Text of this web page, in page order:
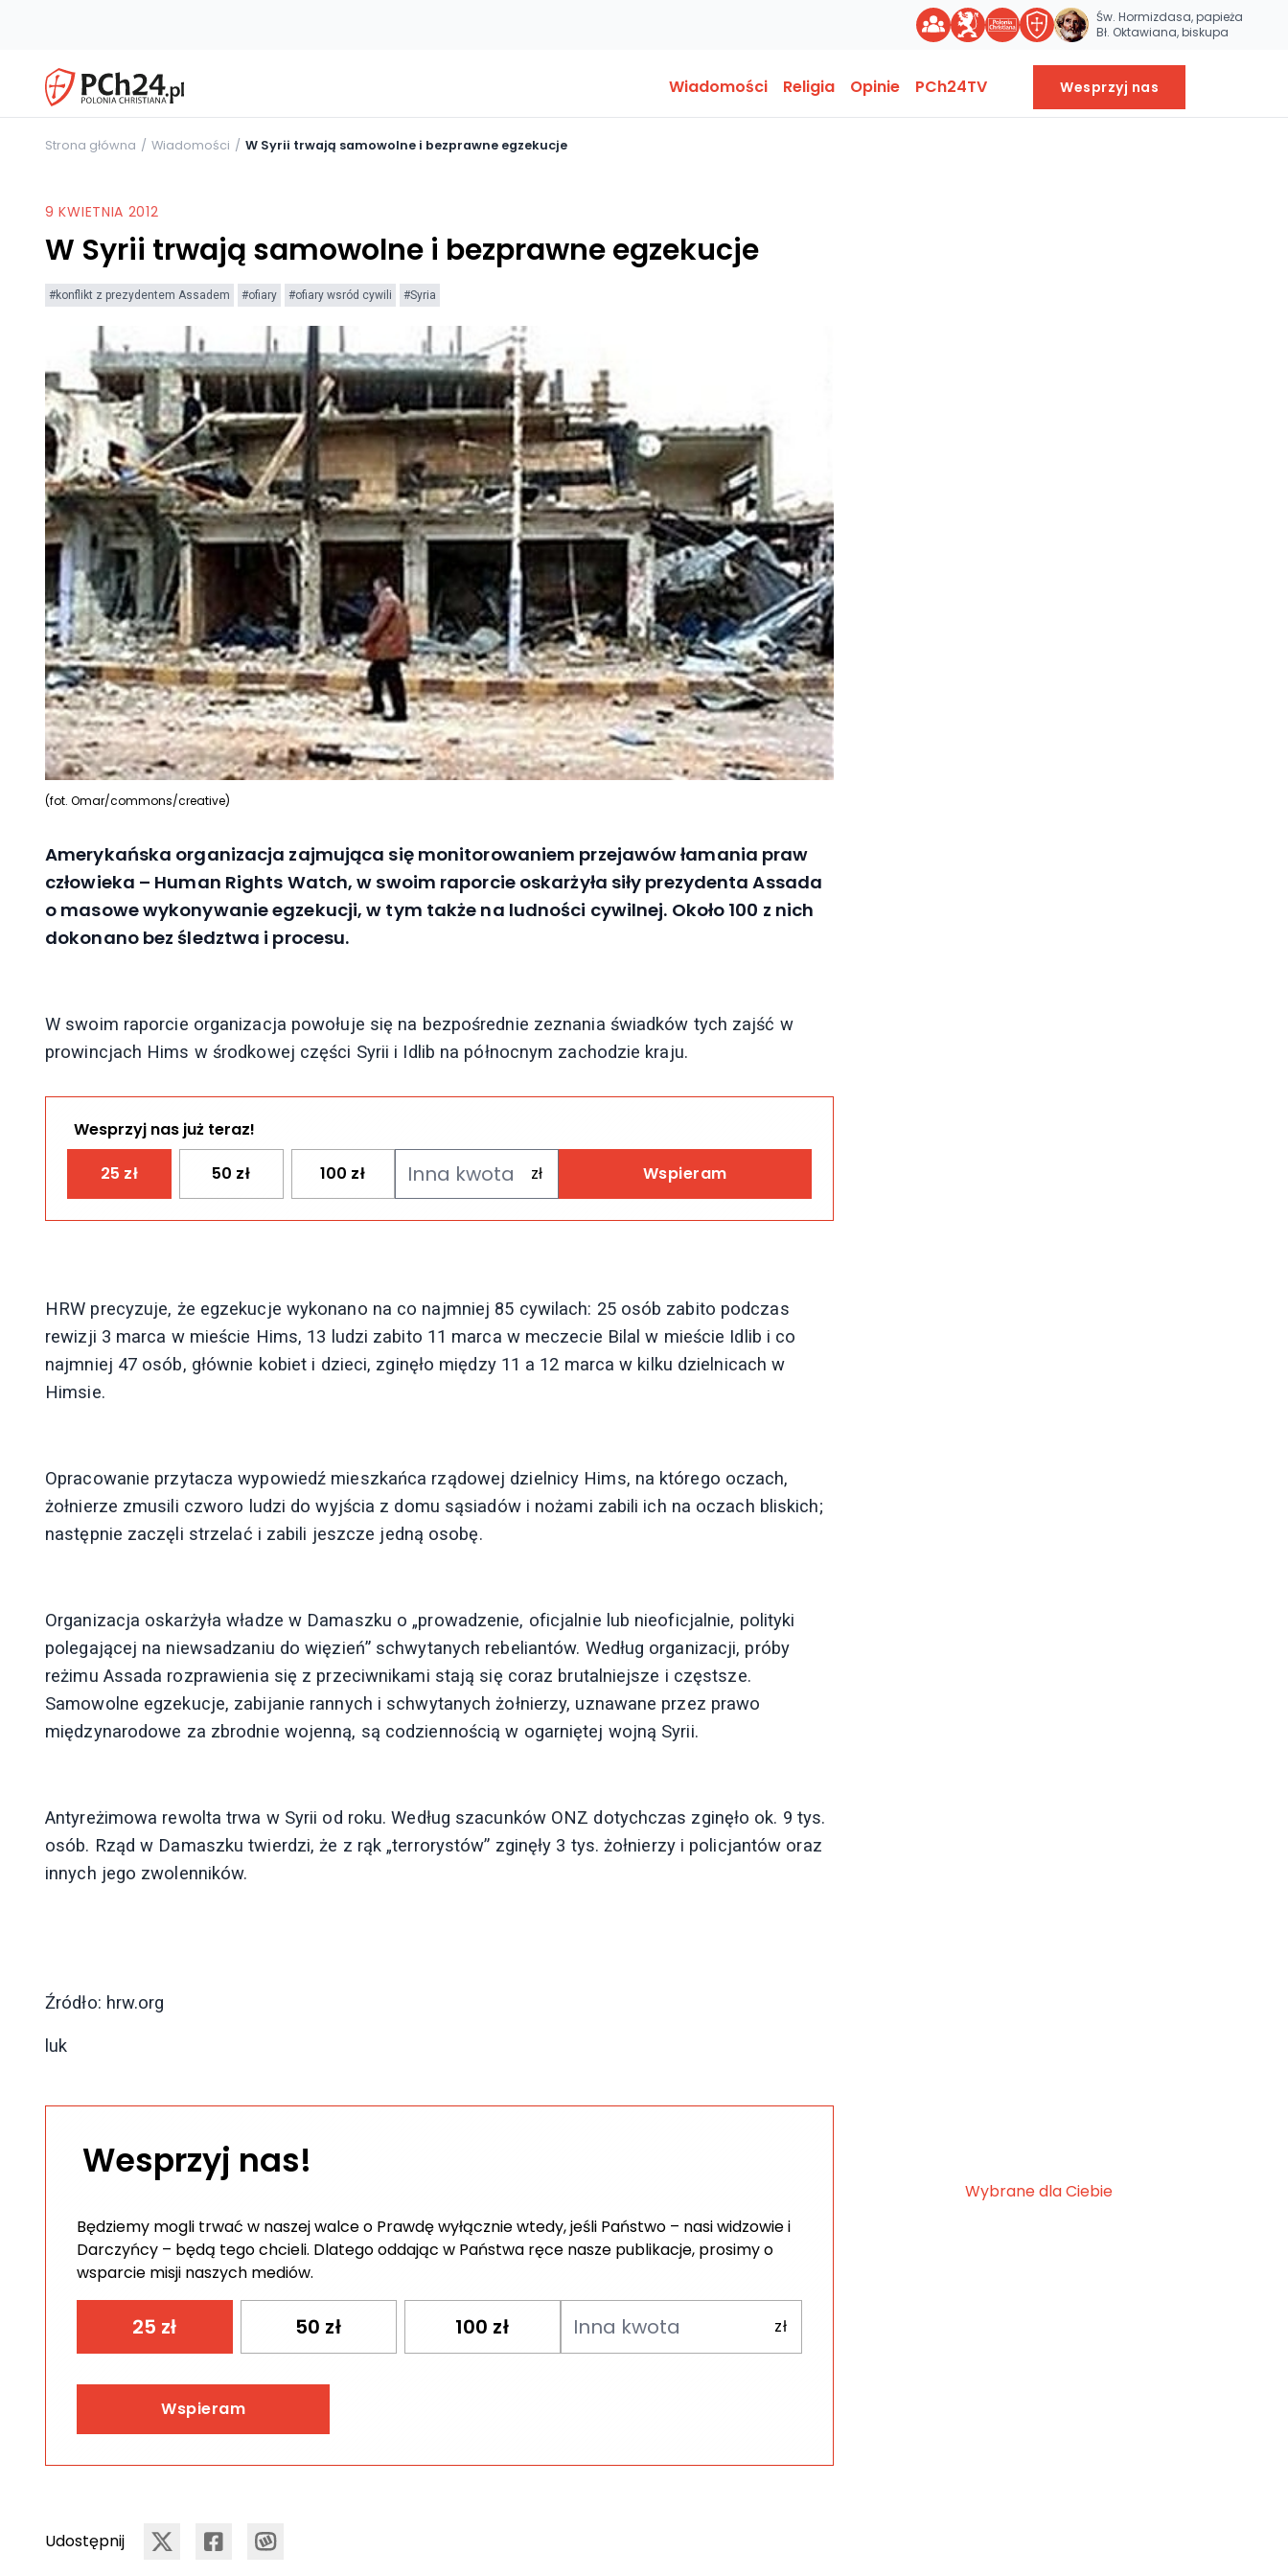
Św. Hormizdasa, papieża
Bł. Oktawiana, biskupa
Wiadomości Religia Opinie PCh24TV Wesprzyj nas
Strona główna Wiadomości W Syrii trwają samowolne i bezprawne egzekucje
9 KWIETNIA 2012
W Syrii trwają samowolne i bezprawne egzekucje
#konflikt z prezydentem Assadem #ofiary #ofiary wsród cywili #Syria
(fot. Omar/commons/creative)
Amerykańska organizacja zajmująca się monitorowaniem przejawów łamania praw
człowieka – Human Rights Watch, w swoim raporcie oskarżyła siły prezydenta Assada
o masowe wykonywanie egzekucji, w tym także na ludności cywilnej. Około 100 z nich
dokonano bez śledztwa i procesu.
W swoim raporcie organizacja powołuje się na bezpośrednie zeznania świadków tych zajść w
prowincjach Hims w środkowej części Syrii i Idlib na północnym zachodzie kraju.
Wesprzyj nas już teraz!
25 zł 50 zł 100 zł Wspieram
HRW precyzuje, że egzekucje wykonano na co najmniej 85 cywilach: 25 osób zabito podczas
rewizji 3 marca w mieście Hims, 13 ludzi zabito 11 marca w meczecie Bilal w mieście Idlib i co
najmniej 47 osób, głównie kobiet i dzieci, zginęło między 11 a 12 marca w kilku dzielnicach w
Himsie.
Opracowanie przytacza wypowiedź mieszkańca rządowej dzielnicy Hims, na którego oczach,
żołnierze zmusili czworo ludzi do wyjścia z domu sąsiadów i nożami zabili ich na oczach bliskich;
następnie zaczęli strzelać i zabili jeszcze jedną osobę.
Organizacja oskarżyła władze w Damaszku o „prowadzenie, oficjalnie lub nieoficjalnie, polityki
polegającej na niewsadzaniu do więzień” schwytanych rebeliantów. Według organizacji, próby
reżimu Assada rozprawienia się z przeciwnikami stają się coraz brutalniejsze i częstsze.
Samowolne egzekucje, zabijanie rannych i schwytanych żołnierzy, uznawane przez prawo
międzynarodowe za zbrodnie wojenną, są codziennością w ogarniętej wojną Syrii.
Antyreżimowa rewolta trwa w Syrii od roku. Według szacunków ONZ dotychczas zginęło ok. 9 tys.
osób. Rząd w Damaszku twierdzi, że z rąk „terrorystów” zginęły 3 tys. żołnierzy i policjantów oraz
innych jego zwolenników.
Źródło: hrw.org
luk
Wesprzyj nas!
Będziemy mogli trwać w naszej walce o Prawdę wyłącznie wtedy, jeśli Państwo – nasi widzowie i
Darczyńcy – będą tego chcieli. Dlatego oddając w Państwa ręce nasze publikacje, prosimy o
wsparcie misji naszych mediów.
25 zł 50 zł 100 zł
Wspieram
Udostępnij
Wybrane dla Ciebie